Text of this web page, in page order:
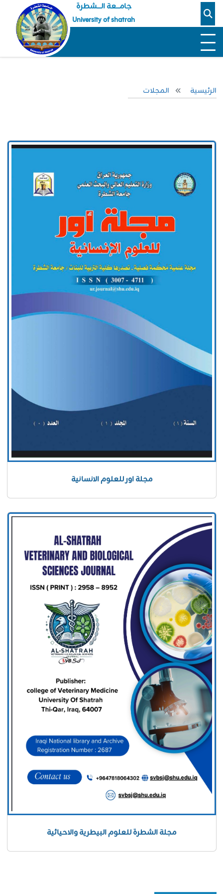
جامـــعة الــــشطرة
University of shatrah
الرئيسية المجلات
مجلة اور للعلوم الانسانية
مجلة الشطرة للعلوم البيطرية والاحيائية